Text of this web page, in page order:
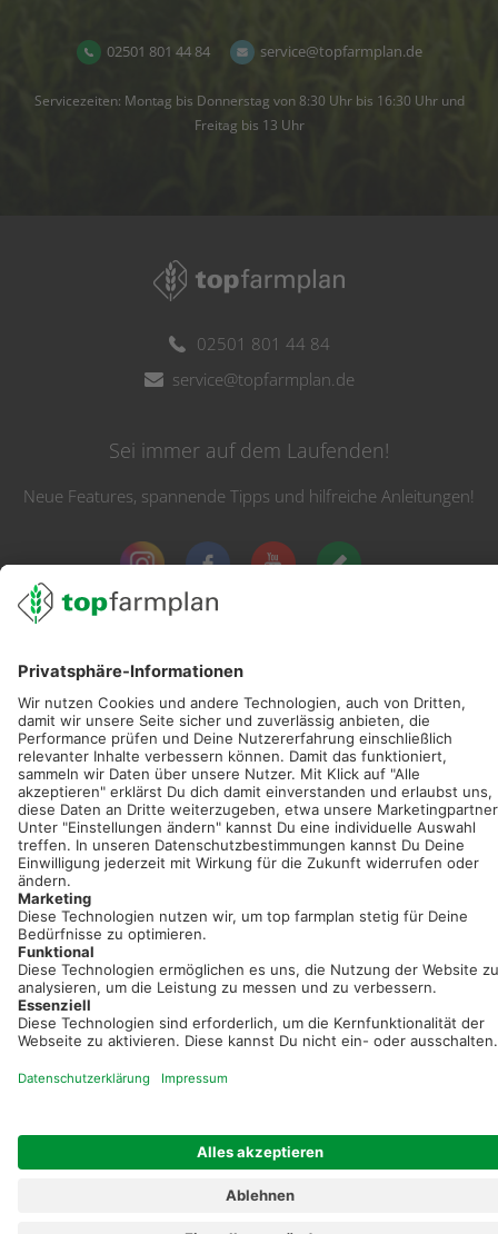
02501 801 44 84 service@topfarmplan.de
Servicezeiten: Montag bis Donnerstag von 8:30 Uhr bis 16:30 Uhr und
Freitag bis 13 Uhr
02501 801 44 84
service@topfarmplan.de
Sei immer auf dem Laufenden!
Neue Features, spannende Tipps und hilfreiche Anleitungen!
Registriere dich kostenlos!
Optimiere Dein Agrarbüro -
einfach und bequem!
Kostenlos registrieren & sofort starten
Startseite Impressum Kontakt & Hilfe
AGB